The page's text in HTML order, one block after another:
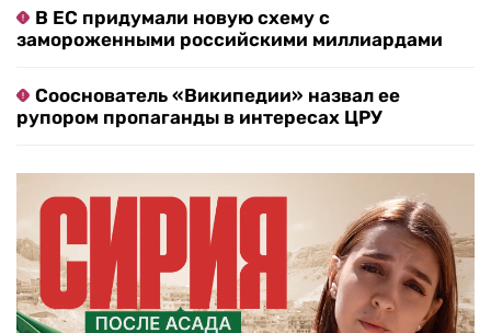
В ЕС придумали новую схему с
замороженными российскими миллиардами
Сооснователь «Википедии» назвал ее
рупором пропаганды в интересах ЦРУ